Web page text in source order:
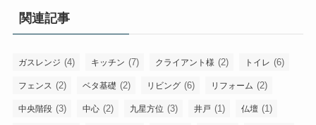
関連記事
ガスレンジ (4) キッチン (7) クライアント様 (2) トイレ (6)
フェンス (2) ベタ基礎 (2) リビング (6) リフォーム (2)
中央階段 (3) 中心 (2) 九星方位 (3) 井戸 (1) 仏壇 (1)